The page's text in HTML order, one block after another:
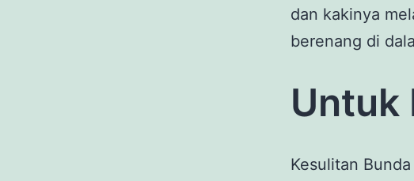
dan kakinya
berenang di
Untuk
Kesulitan